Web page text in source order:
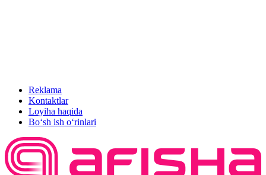
Reklama
Kontaktlar
Loyiha haqida
Bo‘sh ish o‘rinlari